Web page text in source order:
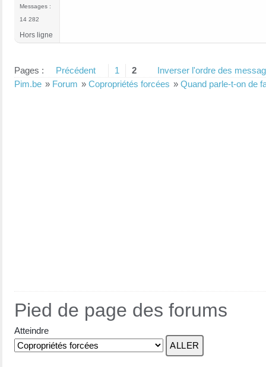
Messages :
14 282
Hors ligne
Pages : Précédent 1 2
Inverser l'ordre des
Pim.be » Forum » Copropriétés forcées » Quand parle-t-on de
Pied de page des forums
Atteindre